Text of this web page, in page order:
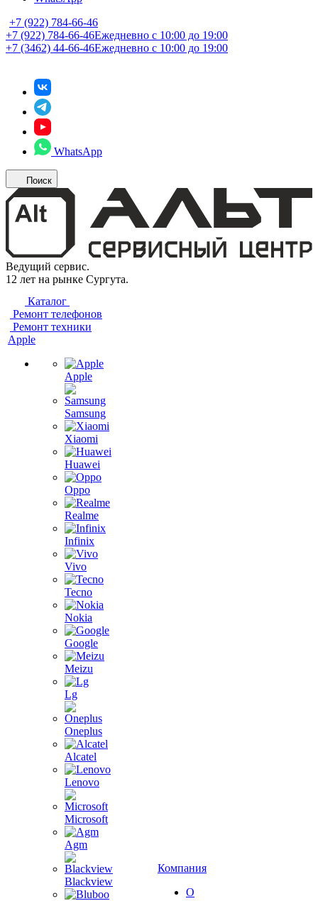
+7 (922) 784-66-46
+7 (922) 784-66-46Ежедневно с 10:00 до 19:00
+7 (3462) 44-66-46Ежедневно с 10:00 до 19:00
WhatsApp
Поиск
Ведущий сервис.
12 лет на рынке Сургута.
Каталог
Ремонт телефонов
Ремонт техники
Apple
Apple
Samsung
Xiaomi
Huawei
Oppo
Realme
Infinix
Vivo
Tecno
Nokia
Google
Meizu
Lg
Oneplus
Alcatel
Lenovo
Microsoft
Agm
Blackview
Компания
О